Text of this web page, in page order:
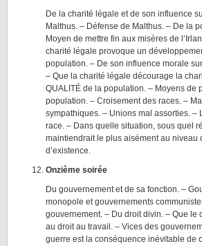
De la charité légale et de son influence
Malthus. – Défense de Malthus. – De la
Moyen de mettre fin aux misères de
charité légale provoque un
population. – De son influence morale
– Que la charité légale décourage la
QUALITÉ de la population. – Moyens de
population. – Croisement des races. –
sympathiques. – Unions mal assorties. –
race. – Dans quelle situation, sous quel
maintiendrait le plus aisément au niveau
d’existence.
Onzième soirée
Du gouvernement et de sa fonction. –
monopole et gouvernements
gouvernement. – Du droit divin. – Que le
au droit au travail. – Vices des
guerre est la conséquence inévitable de